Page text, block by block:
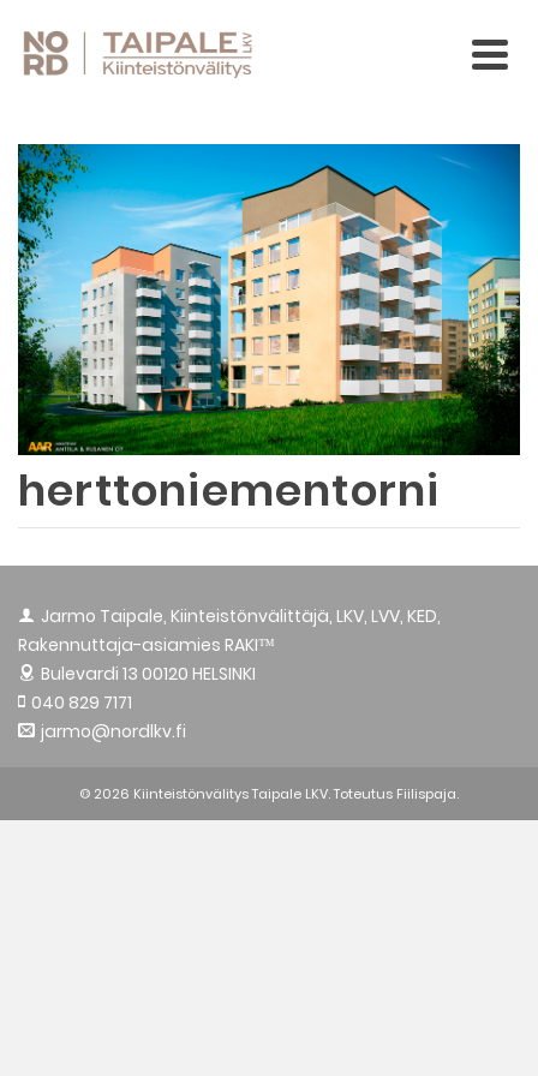
herttoniementorni
Jarmo Taipale, Kiinteistönvälittäjä, LKV, LVV, KED,
Rakennuttaja-asiamies RAKI™
Bulevardi 13 00120 HELSINKI
040 829 7171
jarmo@nordlkv.fi
© 2026 Kiinteistönvälitys Taipale LKV. Toteutus Fiilispaja.